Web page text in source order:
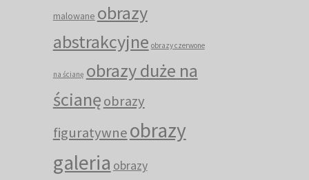
malowane obrazy
abstrakcyjne obrazy czerwone
na ścianę obrazy duże na
ścianęobrazy
figuratywneobrazy
galeria obrazy